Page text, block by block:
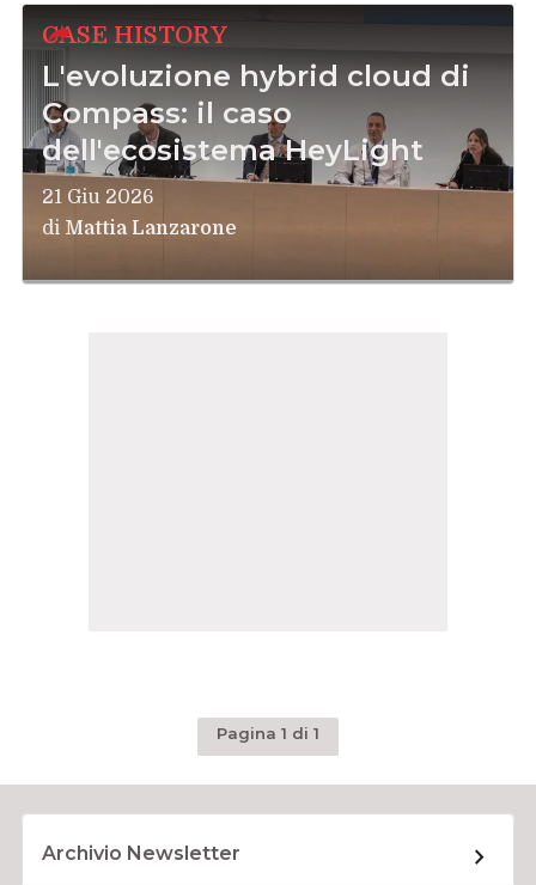
CASE HISTORY
L'evoluzione hybrid cloud di
Compass: il caso
dell'ecosistema HeyLight
21 Giu 2026
di Mattia Lanzarone
Pagina 1 di 1
Archivio Newsletter